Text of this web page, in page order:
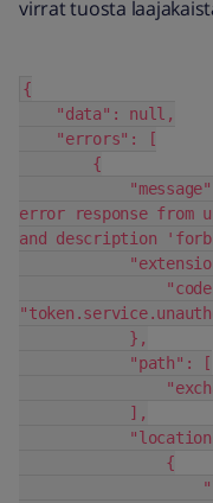
virrat tuosta
{
    "data": null,
    "errors": [
        {
error response from
and description
            },
            "path": [
            ],
                {